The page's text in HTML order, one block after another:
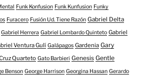
Funk Konfusion Funk Kunfusion Funky
Furacero Fusión Ud. Tiene Razón Gabriel Delta
Gabriel Herrera Gabriel Lombardo Quinteto Gabriel
Ventura Gulí Galápagos Gardenia Gary
Quarteto Gato Barbieri Genesis Gentle
Benson George Harrison Georgina Hassan Gerardo